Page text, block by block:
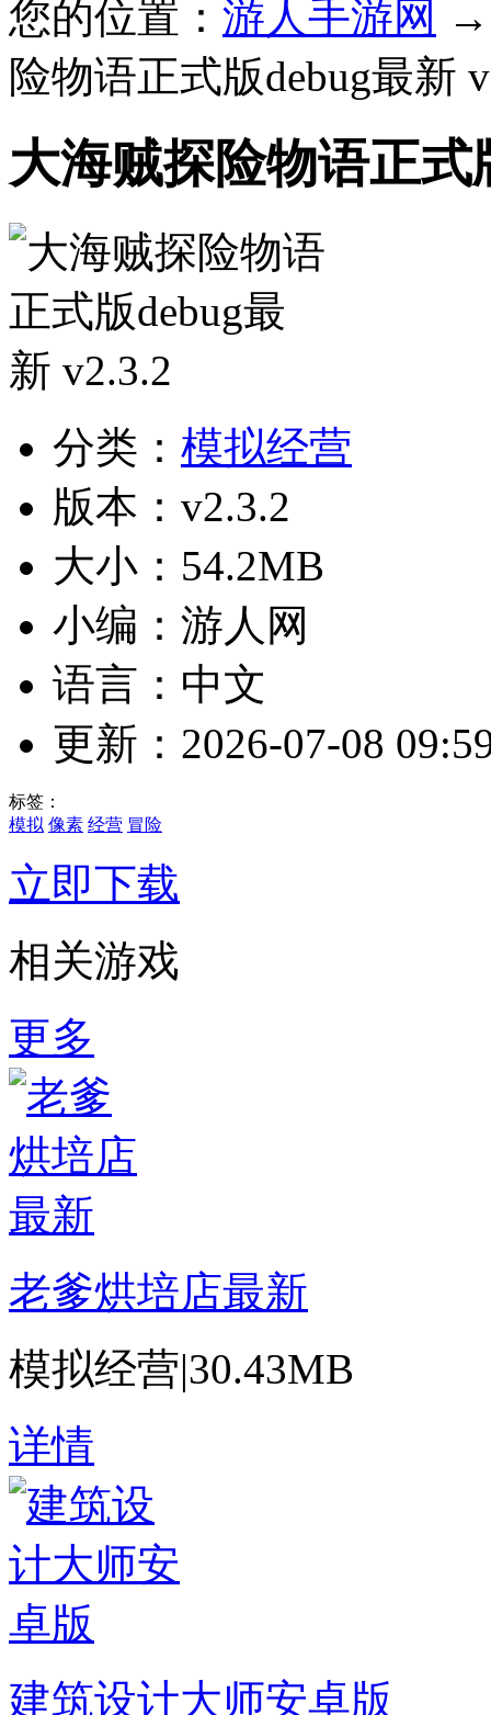
您的位置： 游人手游网
险物语正式版debug最新
大海贼探险物语正式
分类： 模拟经营
版本：v2.3.2
大小：54.2MB
小编：游人网
语言：中文
更新：2026-07-08
标签：
模拟 像素 经营 冒险
立即下载
相关游戏
更多
老爹烘培店最新
模拟经营|30.43MB
详情
建筑设计大师安卓版